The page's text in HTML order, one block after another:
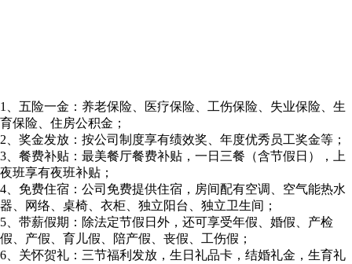
1、五险一金：养老保险、医疗保险、工伤保险、失业保险、生
育保险、住房公积金；
2、奖金发放：按公司制度享有绩效奖、年度优秀员工奖金等；
3、餐费补贴：最美餐厅餐费补贴，一日三餐（含节假日），上
夜班享有夜班补贴；
4、免费住宿：公司免费提供住宿，房间配有空调、空气能热水
器、网络、桌椅、衣柜、独立阳台、独立卫生间；
5、带薪假期：除法定节假日外，还可享受年假、婚假、产检
假、产假、育儿假、陪产假、丧假、工伤假；
6、关怀贺礼：三节福利发放，生日礼品卡，结婚礼金，生育礼